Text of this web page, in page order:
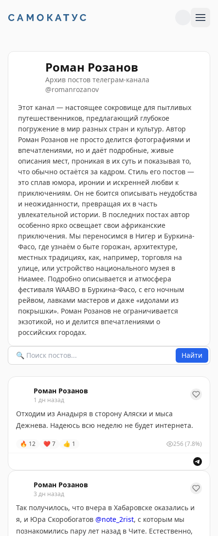
Роман Розанов
Архив постов телеграм-канала
@romanrozanov
Этот канал — настоящее сокровище для пытливых
путешественников, предлагающий глубокое
погружение в мир разных стран и культур. Автор
Роман Розанов не просто делится фотографиями и
впечатлениями, но и даёт подробные, живые
описания мест, проникая в их суть и показывая то,
что обычно остаётся за кадром. Стиль его постов —
это сплав юмора, иронии и искренней любви к
приключениям. Он не боится описывать неудобства
и неожиданности, превращая их в часть
увлекательной истории. В последних постах автор
особенно ярко освещает свои африканские
приключения. Мы переносимся в Нигер и Буркина-
Фасо, где узнаём о быте горожан, архитектуре,
местных традициях, как, например, торговля на
улице, или устройство национального музея в
Ниамее. Подробно описывается и атмосфера
фестиваля WAABO в Буркина-Фасо, с его ночным
рейвом, лавками мастеров и даже «идолами из
покрышки». Роман Розанов не ограничивается
экзотикой, но и делится впечатлениями о
российских городах.
Найти
Роман Розанов
1 дн назад
Отходим из Анадыря в сторону Аляски и мыса
Дежнева. Надеюсь всю неделю не будет интернета.
🔥 12 ❤ 7 👍 1 256 (7.8%)
Роман Розанов
3 дн назад
Так получилось, что вчера в Хабаровске оказались и
я, и Юра Скоробогатов @note_2rist, с которым мы
познакомились пару лет назад в Чите. Естественно,